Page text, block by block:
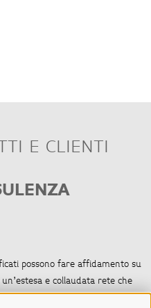
E CLIENTI
possono fare affidamento su
e collaudata rete che
di dialogo nell’ambito